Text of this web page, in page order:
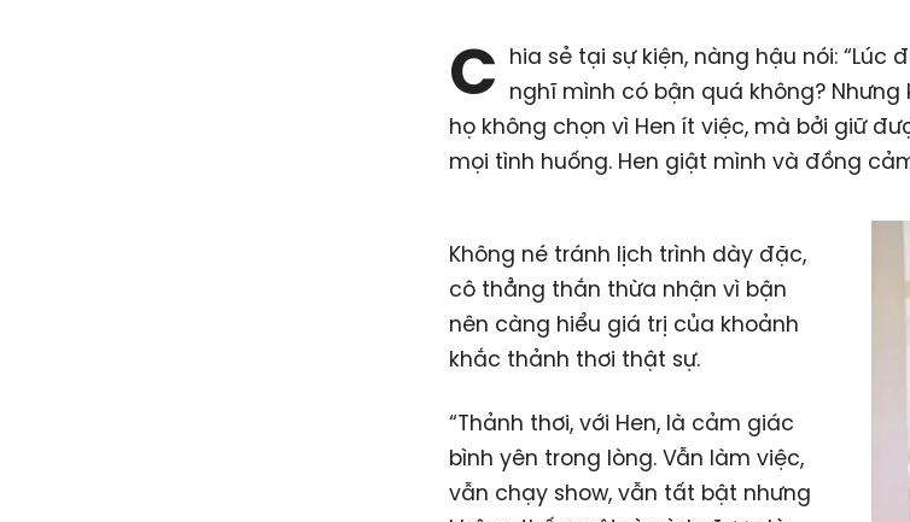
C hia sẻ tại sự kiện, nàng hậu nói: “Lúc
nghĩ mình có bận quá không? Nhưng
họ không chọn vì Hen ít việc, mà bởi giữ
mọi tình huống. Hen giật mình và đồng
Không né tránh lịch trình dày đặc,
cô thẳng thắn thừa nhận vì bận
nên càng hiểu giá trị của khoảnh
khắc thảnh thơi thật sự.
“Thảnh thơi, với Hen, là cảm giác
bình yên trong lòng. Vẫn làm việc,
vẫn chạy show, vẫn tất bật nhưng